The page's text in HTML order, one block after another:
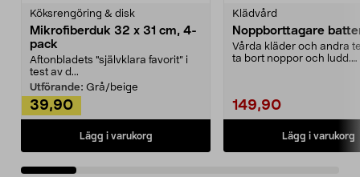
Köksrengöring & disk
Mikrofiberduk 32 x 31 cm, 4-
pack
Aftonbladets "självklara favorit” i
test av d...
Utförande: Grå/beige
39,90
Lägg i varukorg
Klädvård
Noppborttagare
Vårda kläder och andra
ta bort noppor och ludd.
149,90
Lägg i varukorg